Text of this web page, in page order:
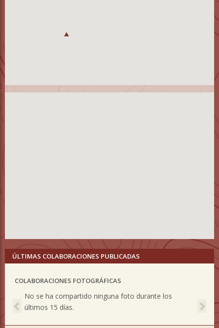
ÚLTIMAS COLABORACIONES PUBLICADAS
COLABORACIONES FOTOGRÁFICAS
No se ha compartido ninguna foto durante los
últimos 15 días.
Previous